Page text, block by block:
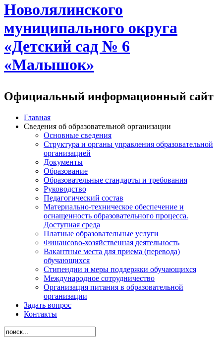
Новолялинского
муниципального округа
«Детский сад № 6
«Малышок»
Официальный информационный сайт
Главная
Сведения об образовательной организации
Основные сведения
Структура и органы управления образовательной
организацией
Документы
Образование
Образовательные стандарты и требования
Руководство
Педагогический состав
Материально-техническое обеспечение и
оснащенность образовательного процесса.
Доступная среда
Платные образовательные услуги
Финансово-хозяйственная деятельность
Вакантные места для приема (перевода)
обучающихся
Стипендии и меры поддержки обучающихся
Международное сотрудничество
Организация питания в образовательной
организации
Задать вопрос
Контакты